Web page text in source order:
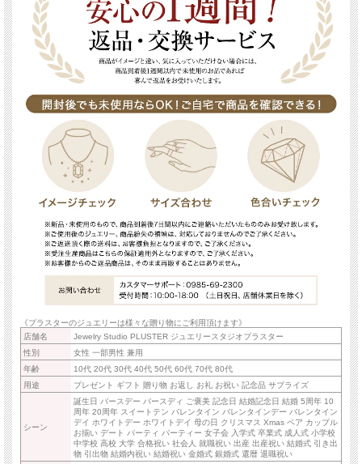
《プラスターのジュエリーは様々な贈り物にご利用頂けます》
店舗名
Jewelry Studio PLUSTER ジュエリースタジオプラスター
性別
女性 一部男性 兼用
年齢
10代 20代 30代 40代 50代 60代 70代 80代
用途
プレゼント ギフト 贈り物 お返し お礼 お祝い 記念品 サプライズ
シーン
誕生日 バースデー バースディ ご褒美 記念日 結婚記念日 結婚 5周年 10
周年 20周年 スイートテン バレンタイン バレンタインデー バレンタイン
デイ ホワイトデー ホワイトデイ 母の日 クリスマス Xmas ペア カップル
お揃い デート パーティ パーティー 女子会 入学式 卒業式 成人式 小学校
中学校 高校 大学 合格祝い 社会人 就職祝い 出産 出産祝い 結婚式 引き出
物 引出物 結婚内祝い 結婚祝い 金婚式 銀婚式 還暦 退職祝い